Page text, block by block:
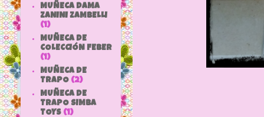
MUÑECA DAMA
ZANINI ZAMBELLI
(1)
MUÑECA DE
COLECCIÓN FEBER
(1)
MUÑECA DE
TRAPO (2)
MUÑECA DE
TRAPO SIMBA
TOYS (1)